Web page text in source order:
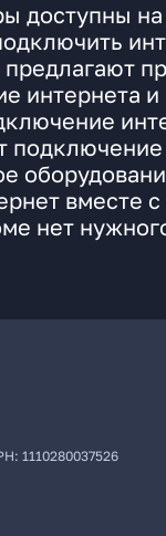
доступны
интернета и
вместе
нет
1110280037526